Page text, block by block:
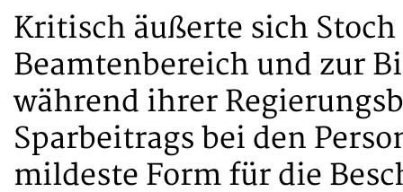
Kritisch äußerte sich
Beamtenbereich und zur
während ihrer
Sparbeitrags bei den
mildeste Form für die